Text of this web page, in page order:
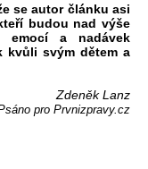
se autor článku asi
budou nad výše
a nadávek
kvůli svým dětem a
Zdeněk Lanz
pro Prvnizpravy.cz